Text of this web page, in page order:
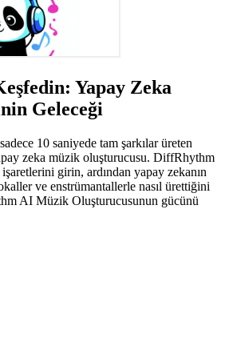
Yapay Zeka
Geleceği
10 saniyede tam şarkılar üreten
zeka müzik oluşturucusu. DiffRhythm
girin, ardından yapay zekanın
ve enstrümantallerle nasıl ürettiğini
AI Müzik Oluşturucusunun gücünü